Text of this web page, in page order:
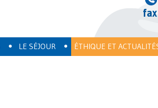
• LE SÉJOUR • ÉTHIQUE ET